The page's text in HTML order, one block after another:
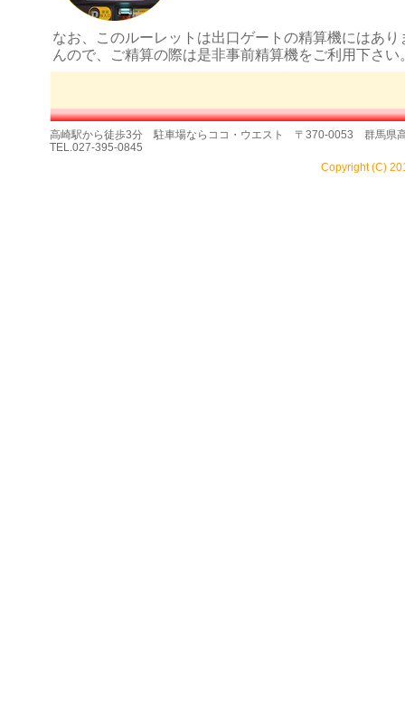
なお、このルーレットは出口ゲートの精算機にはあり
んので、ご精算の際は是非事前精算機をご利用下さい
高崎駅から徒歩3分 駐車場ならココ・ウエスト 〒370-0053 群馬県
TEL.027-395-0845
Copyright (C)